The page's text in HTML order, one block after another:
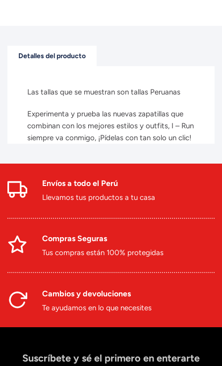
Detalles del producto
Las tallas que se muestran son tallas Peruanas
Experimenta y prueba las nuevas zapatillas que
combinan con los mejores estilos y outfits, I – Run
siempre va conmigo, ¡Pídelas con tan solo un clic!
Envíos a todo el Perú
Llevamos tus productos a tu casa
Compras Seguras
Tus compras están 100% protegidas
Cambios y devoluciones
Te ayudamos en lo que necesites
Suscríbete y sé el primero en enterarte